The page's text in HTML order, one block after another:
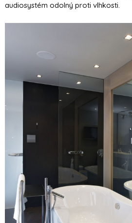
audiosystém odolný proti vlhkosti.